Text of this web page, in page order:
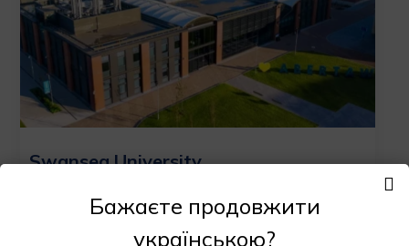
Swansea University
Бажаєте продовжити
українською?